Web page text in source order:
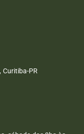
Curitiba-PR